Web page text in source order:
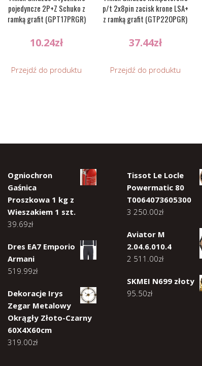
pojedyncze 2P+Z Schuko z
ramką grafit (GPT17PRGR)
10.24zł
Przejdź do produktu
p/t 2x8pin zacisk krone LSA+
z ramką grafit (GTP22OPGR)
37.44zł
Przejdź do produktu
Ogniochron
Gaśnica
Proszkowa 1 kg z
Wieszakiem 1 szt.
39.69zł
Dres EA7 Emporio
Armani
519.99zł
Dekoracje Irys
Zegar Metalowy
Okrągły Złoto-Czarny
60X4X60cm
319.00zł
Tissot Le Locle
Powermatic 80
T0064073605300
3 250.00zł
Aviator M
2.04.6.010.4
2 511.00zł
SKMEI N699 złoty
95.50zł